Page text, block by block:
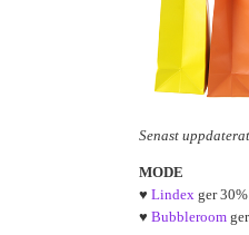
Senast
MODE
♥ Lindex ger
♥ Bubbleroom